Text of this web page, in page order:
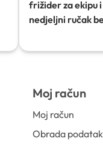
frižider za ekipu
nedjeljni ručak
Moj račun
Moj račun
Obrada